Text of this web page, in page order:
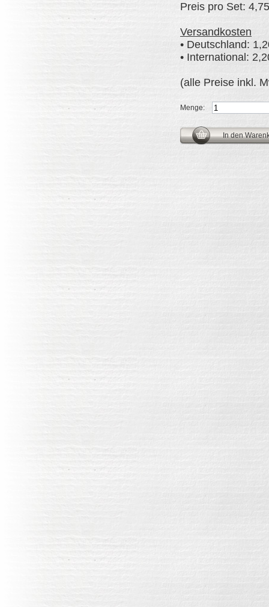
Preis pro Set:
Versandkosten
• Deutschland:
• International:
(alle Preise inkl.
Menge: